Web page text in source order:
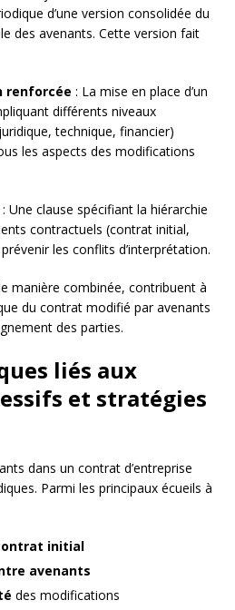
d’une version consolidée du
des avenants. Cette version fait
renforcée : La mise en place d’un
différents niveaux
technique, financier)
les aspects des modifications
: Une clause spécifiant la hiérarchie
contractuels (contrat initial,
les conflits d’interprétation.
manière combinée, contribuent à
du contrat modifié par avenants
des parties.
liés aux
et stratégies
dans un contrat d’entreprise
Parmi les principaux écueils à
initial
avenants
des modifications